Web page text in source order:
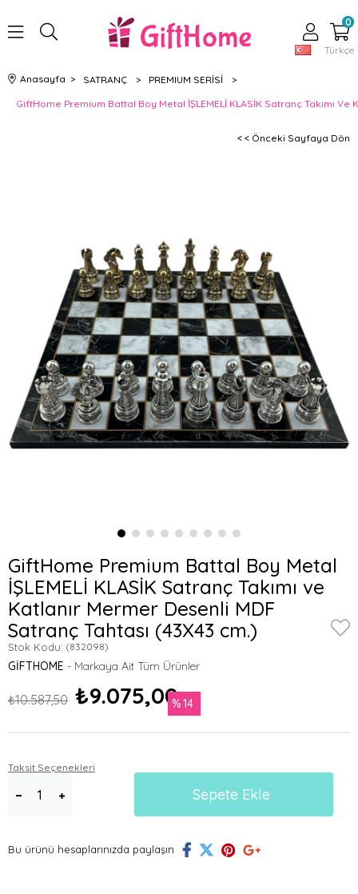
Türkçe
0
Anasayfa > SATRANÇ > PREMIUM SERİSİ
>
GiftHome Premium Battal Boy Metal İŞLEMELİ KLASİK Satranç Takımı
< < Önceki Sayfaya Dön
GiftHome Premium Battal Boy Metal
İŞLEMELİ KLASİK Satranç Takımı ve
Katlanır Mermer Desenli MDF
Satranç Tahtası (43X43 cm.)
Stok Kodu: (832098)
GIFTHOME
14
₺10.587,50 ₺9.075,00
Taksit Seçenekleri
Bu ürünü hesaplarınızda paylaşın